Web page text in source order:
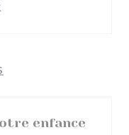
enfance